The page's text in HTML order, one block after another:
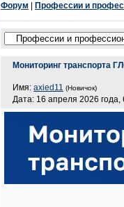
Форум Профессии и
Мониторинг транспорта
Имя: axied11 (Новичок)
Дата: 16 апреля 2026 года,